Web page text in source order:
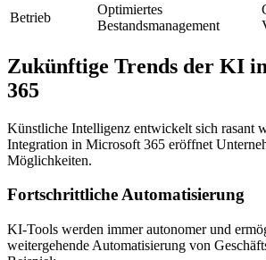
Betrieb
Optimiertes
Bestandsmanagement
Zukünftige Trends der KI
365
Künstliche Intelligenz entwickelt sich rasant
Integration in Microsoft 365 eröffnet
Möglichkeiten.
Fortschrittliche Automatisierung
KI-Tools werden immer autonomer und
weitergehende Automatisierung von